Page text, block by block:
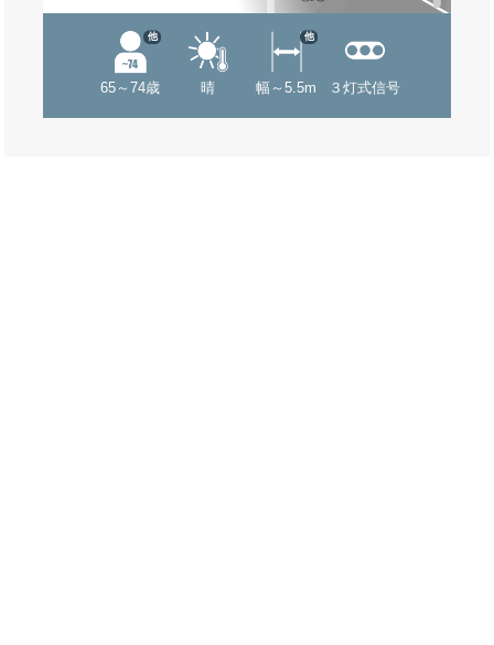
65～74歳
他
晴 幅～5.5m
他
３灯式信号